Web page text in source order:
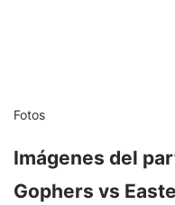
Fotos
Imágenes del
Gophers vs